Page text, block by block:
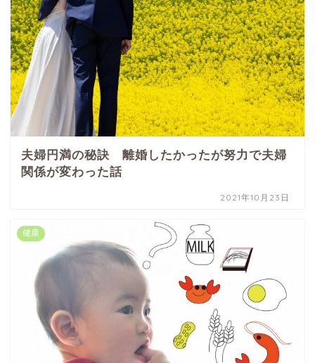
夫婦円満の秘訣 離婚したかったが努力で夫婦
関係が変わった話
2021年10月23日
健康